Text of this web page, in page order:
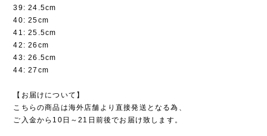
39: 24.5cm
40: 25cm
41: 25.5cm
42: 26cm
43: 26.5cm
44: 27cm
【お届けについて】
こちらの商品は海外店舗より直接発送となる為、
ご入金から10日～21日前後でお届け致します。